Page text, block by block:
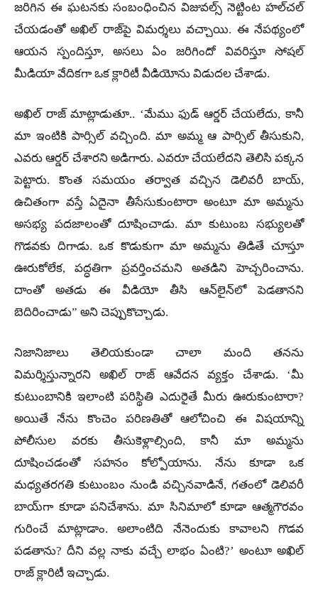
జరిగిన ఈ ఘటనకు సంబంధించిన విజువల్స్ నెట్టింట హల్‌చల్
చేయడంతో అఖిల్ రాజ్‌పై విమర్శలు వచ్చాయి. ఈ నేపథ్యంలో
ఆయన స్పందిస్తూ, అసలు ఏం జరిగిందో వివరిస్తూ సోషల్
మీడియా వేదికగా ఒక క్లారిటీ వీడియోను విడుదల చేశాడు.
అఖిల్ రాజ్ మాట్లాడుతూ.. ‘మేము ఫుడ్ ఆర్డర్ చేయలేదు, కానీ
మా ఇంటికి పార్సిల్ వచ్చింది. మా అమ్మ ఆ పార్సిల్ తీసుకుని,
ఎవరు ఆర్డర్ చేశారని అడిగారు. ఎవరూ చేయలేదని తెలిసి పక్కన
పెట్టారు. కొంత సమయం తర్వాత వచ్చిన డెలివరీ బాయ్,
ఉచితంగా వస్తే ఏదైనా తీసేసుకుంటారా అంటూ మా అమ్మను
అసభ్య పదజాలంతో దూషించాడు. మా కుటుంబ సభ్యులతో
గొడవకు దిగాడు. ఒక కొడుకుగా మా అమ్మను తిడితే చూస్తూ
ఊరుకోలేక, పద్ధతిగా ప్రవర్తించమని అతడిని హెచ్చరించాను.
దాంతో అతడు ఈ వీడియో తీసి ఆన్‌లైన్‌లో పెడతానని
బెదిరించాడు” అని చెప్పుకొచ్చాడు.
నిజానిజాలు తెలియకుండా చాలా మంది తనను
విమర్శిస్తున్నారని అఖిల్ రాజ్ ఆవేదన వ్యక్తం చేశాడు. ‘మీ
కుటుంబానికి ఇలాంటి పరిస్థితి ఎదురైతే మీరు ఊరుకుంటారా?
అయితే నేను కొంచెం పరిణతితో ఆలోచించి ఈ విషయాన్ని
పోలీసుల వరకు తీసుకెళ్లాల్సింది, కానీ మా అమ్మను
దూషించడంతో సహనం కోల్పోయాను. నేను కూడా ఒక
మధ్యతరగతి కుటుంబం నుండి వచ్చినవాడినే, గతంలో డెలివరీ
బాయ్‌గా కూడా పనిచేశాను. మా సినిమాలో కూడా ఆత్మగౌరవం
గురించే మాట్లాడాం. అలాంటిది నేనెందుకు కావాలని గొడవ
పడతాను? దీని వల్ల నాకు వచ్చే లాభం ఏంటి?’ అంటూ అఖిల్
రాజ్ క్లారిటీ ఇచ్చాడు.